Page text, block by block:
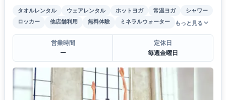
タオルレンタル ウェアレンタル ホットヨガ 常温ヨガ
シャワー
ロッカー
他店舗利用 無料体験 ミネラルウォーター もっと見る
営業時間
ー
定休日
毎週金曜日